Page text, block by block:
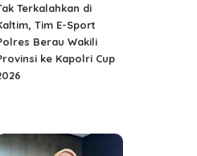
Terkalahkan di
Tim E-Sport
Berau Wakili
ke Kapolri Cup